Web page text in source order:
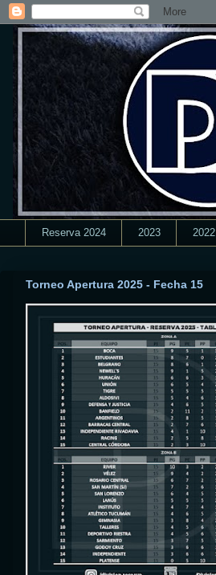
Reserva 2024 2023 2022
Torneo Apertura 2025 - Fecha 15